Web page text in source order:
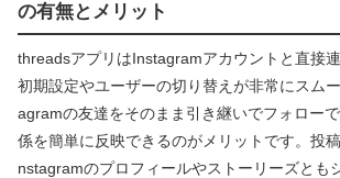
の有無とメリット
threadsアプリはInstagramアカウントと直接連
初期設定やユーザーの切り替えが非常にスム
agramの友達をそのまま引き継いでフォロー
係を簡単に反映できるのがメリットです。投
nstagramのプロフィールやストーリーズとも